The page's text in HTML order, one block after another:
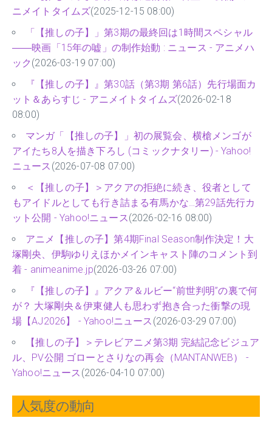
ニメイトタイムズ(2025-12-15 08:00)
「【推しの子】」第3期の最終回は1時間スペシャル
――映画「15年の嘘」の制作始動 : ニュース - アニメハ
ック (2026-03-19 07:00)
『【推しの子】』第30話（第3期 第6話）先行場面カ
ット＆あらすじ - アニメイトタイムズ(2026-02-18
08:00)
マンガ「【推しの子】」初の展覧会、横槍メンゴが
アイたち8人を描き下ろし (コミックナタリー) - Yahoo!
ニュース (2026-07-08 07:00)
＜【推しの子】＞アクアの拒絶に続き、役者として
もアイドルとしても行き詰まる有馬かな…第29話先行カ
ット公開 - Yahoo!ニュース(2026-02-16 08:00)
アニメ【推しの子】第4期Final Season制作決定！大
塚剛央、伊駒ゆりえほかメインキャスト陣のコメント到
着 - animeanime.jp(2026-03-26 07:00)
『【推しの子】』アクア＆ルビー“前世判明”の裏で何
が？ 大塚剛央＆伊東健人も思わず抱き合った衝撃の現
場【AJ2026】 - Yahoo!ニュース (2026-03-29 07:00)
【推しの子】＞テレビアニメ第3期 完結記念ビジュア
ル、PV公開 ゴローとさりなの再会（MANTANWEB） -
Yahoo!ニュース (2026-04-10 07:00)
人気度の動向